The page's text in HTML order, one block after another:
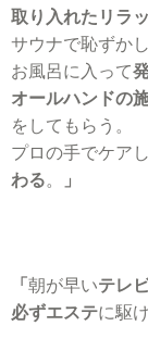
取り入れたリラ
サウナで恥ずか
お風呂に入って
オールハンドの
をしてもらう。
プロの手でケア
わる。 」
「 朝が早いテレ
必ずエステに駆